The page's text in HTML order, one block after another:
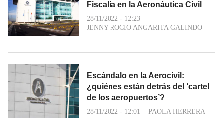
Fiscalía en la Aeronáutica Civil
28/11/2022 - 12:23
JENNY ROCIO ANGARITA GALINDO
Escándalo en la Aerocivil:
¿quiénes están detrás del ‘cartel
de los aeropuertos’?
28/11/2022 - 12:01 PAOLA HERRERA